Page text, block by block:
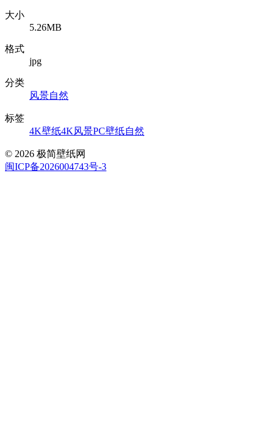
大小
5.26MB
格式
jpg
分类
风景自然
标签
4K壁纸4K风景PC壁纸自然
© 2026 极简壁纸网
闽ICP备2026004743号-3